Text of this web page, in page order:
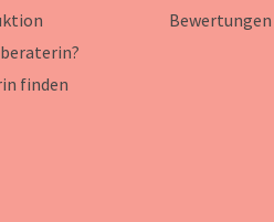
finden
Bewertungen